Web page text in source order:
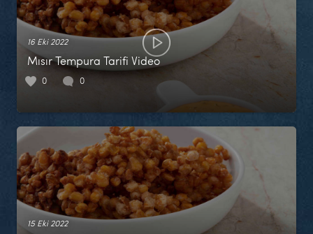
16 Eki 2022
Mısır Tempura Tarifi Video
0 0
15 Eki 2022